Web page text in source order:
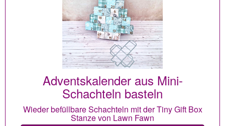
Adventskalender aus Mini-
Schachteln basteln
Wieder befüllbare Schachteln mit der Tiny Gift Box
Stanze von Lawn Fawn